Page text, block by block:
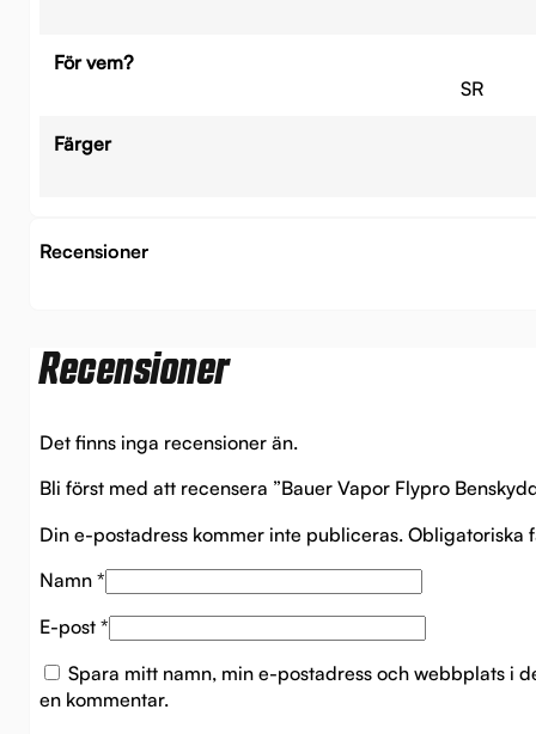
För vem?
SR
Färger
Recensioner
Recensioner
Det finns inga recensioner än.
Bli först med att recensera ”Bauer Vapor Flypro
Din e-postadress kommer inte publiceras. Obligatoriska
Namn *
E-post *
Spara mitt namn, min e-postadress och webbplats i
en kommentar.